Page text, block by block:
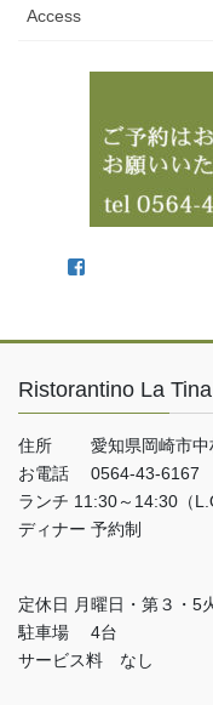
Access
Ristorantino La
住所 愛知県岡崎市中
お電話 0564-43-6167
ランチ 11:30～14:30（
ディナー 予約制
定休日 月曜日・第３・5
駐車場 4台
サービス料 なし